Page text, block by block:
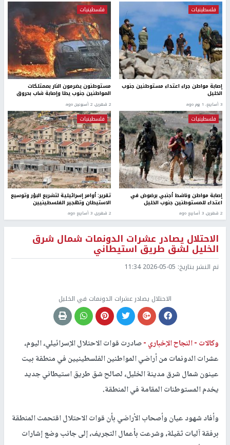
فلسطينيات
إصابة مواطن جراء اعتداء مستوطنين جنوب
الخليل
3 أسابيع، 1 يوم ago
فلسطينيات
مستوطنون يضرمون النار بممتلكات
المواطنين جنوب يطا وإصابة شاب بحروق
2 شهرين، 2 أسبوعين ago
فلسطينيات
إصابة مواطن وناشط أجنبي برضوض في
اعتداء للمستوطنين جنوب الخليل
2 شهرين، 3 أسابيع ago
فلسطينيات
تقرير: أوامر إسرائيلية لتشريع البؤر وتوسيع
الاستيطان وتهجير الفلسطينيين
2 شهرين، 3 أسابيع ago
الاحتلال يصادر عشرات الدونمات شمال شرق
الخليل لشق طريق استيطاني
تم النشر بتاريخ: 2026-05-05 11:34
الاحتلال يصادر عشرات الدونمات في الخليل